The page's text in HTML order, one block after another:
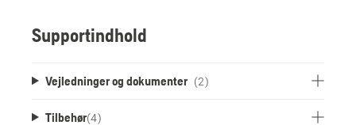
Supportindhold
Vejledninger og dokumenter (2)
Tilbehør(4)